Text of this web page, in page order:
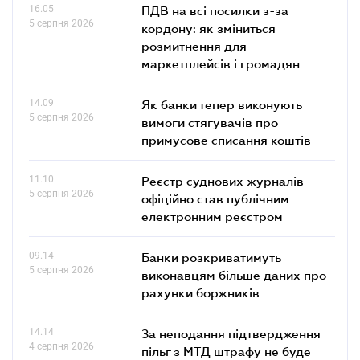
16.05
5 серпня 2026
ПДВ на всі посилки з-за
кордону: як зміниться
розмитнення для
маркетплейсів і громадян
14.09
5 серпня 2026
Як банки тепер виконують
вимоги стягувачів про
примусове списання коштів
11.10
5 серпня 2026
Реєстр суднових журналів
офіційно став публічним
електронним реєстром
09.14
5 серпня 2026
Банки розкриватимуть
виконавцям більше даних про
рахунки боржників
14.14
4 серпня 2026
За неподання підтвердження
пільг з МТД штрафу не буде